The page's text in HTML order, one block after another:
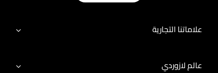
علاماتنا التجارية
عالم لازوردي